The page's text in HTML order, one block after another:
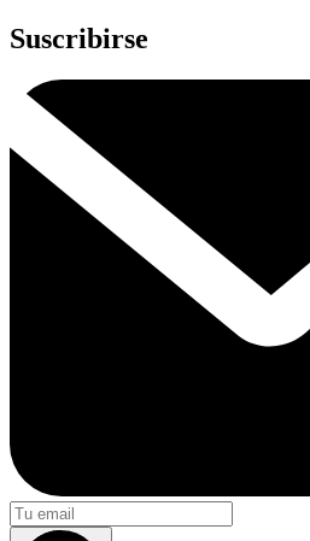
Suscribirse